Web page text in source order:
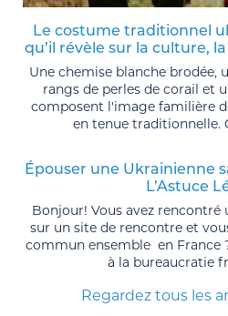
Le costume traditionnel
qu’il révèle sur la culture,
Une chemise blanche brodée,
rangs de perles de corail et
composent l'image familière
en tenue traditionnelle.
Épouser une Ukrainienne
L’Astuce
Bonjour! Vous avez
sur un site de rencontre et
commun ensemble en France
à la bureaucratie
Regardez tous les